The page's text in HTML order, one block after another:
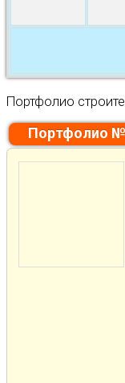
Портфолио
Портфолио